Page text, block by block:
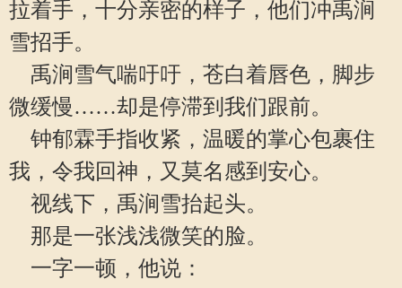
拉着手，十分亲密的样子，他们冲禹涧
雪招手。
禹涧雪气喘吁吁，苍白着唇色，脚步
微缓慢……却是停滞到我们跟前。
钟郁霖手指收紧，温暖的掌心包裹住
我，令我回神，又莫名感到安心。
视线下，禹涧雪抬起头。
那是一张浅浅微笑的脸。
一字一顿，他说：